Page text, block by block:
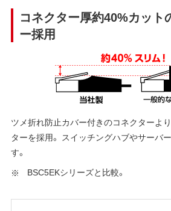
コネクター厚約40%カット
ー採用
ツメ折れ防止カバー付きのコネクターよ
ターを採用。 スイッチングハブやサーバ
す。
BSC5EKシリーズと比較。